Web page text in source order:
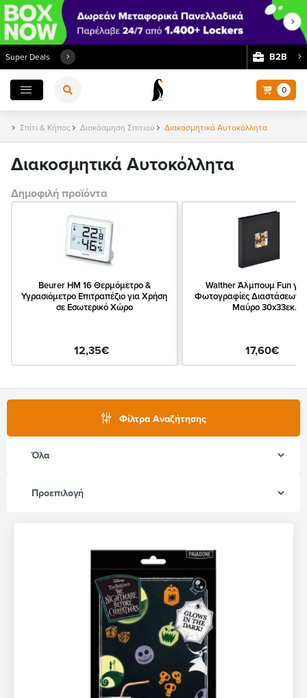
Super Deals Β2Β
0
Σπίτι & Κήπος Διακόσμηση Σπιτιού Διακοσμητικά Αυτοκόλλητα
Διακοσμητικά Αυτοκόλλητα
Δημοφιλή προϊόντα
Beurer ΗΜ 16 Θερμόμετρo &
Υγρασιόμετρo Επιτραπέζιο για Χρήση
σε Εσωτερικό Χώρο
12,35€
Walther Άλμπουμ Fun
Φωτογραφίες Διαστάσεων
Μαύρο 30x33εκ.
17,60€
Φίλτρα Αναζήτησης